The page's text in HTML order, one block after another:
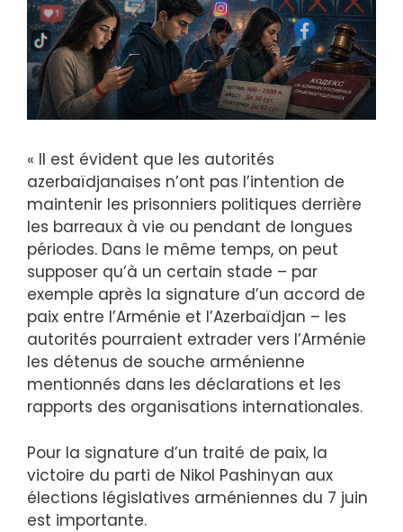
« Il est évident que les autorités
azerbaïdjanaises n’ont pas l’intention de
maintenir les prisonniers politiques derrière
les barreaux à vie ou pendant de longues
périodes. Dans le même temps, on peut
supposer qu’à un certain stade – par
exemple après la signature d’un accord de
paix entre l’Arménie et l’Azerbaïdjan – les
autorités pourraient extrader vers l’Arménie
les détenus de souche arménienne
mentionnés dans les déclarations et les
rapports des organisations internationales.
Pour la signature d’un traité de paix, la
victoire du parti de Nikol Pashinyan aux
élections législatives arméniennes du 7 juin
est importante.